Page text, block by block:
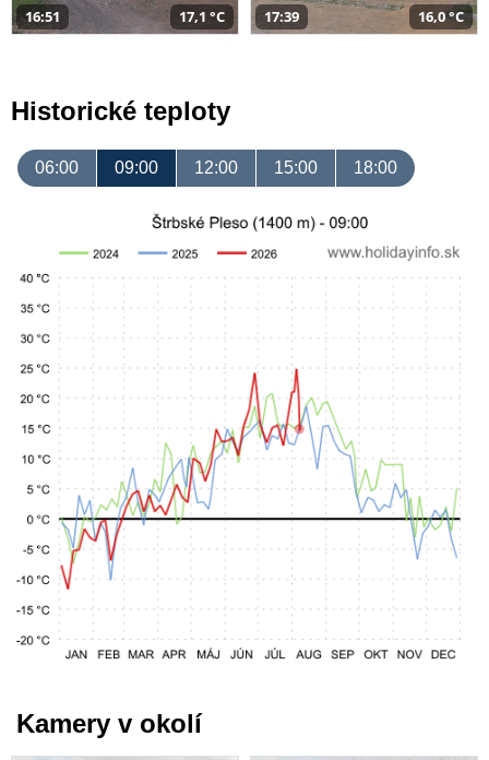
16:51 17,1 °C 17:39 16,0 °C
Historické teploty
06:00 09:00 12:00 15:00 18:00
Kamery v okolí